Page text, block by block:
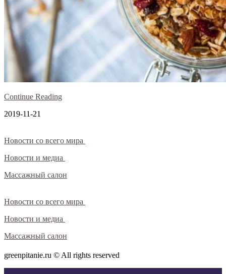
Continue Reading
2019-11-21
Новости со всего мира
Новости и медиа
Массажный салон
Новости со всего мира
Новости и медиа
Массажный салон
greenpitanie.ru © All rights reserved